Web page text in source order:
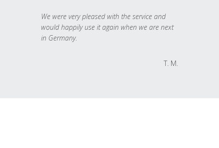
We were very pleased with the service and
would happily use it again when we are next
in Germany.
T. M.